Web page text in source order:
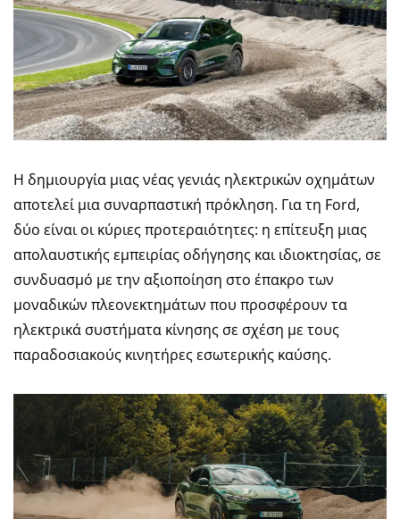
Η δημιουργία μιας νέας γενιάς ηλεκτρικών οχημάτων
αποτελεί μια συναρπαστική πρόκληση. Για τη Ford,
δύο είναι οι κύριες προτεραιότητες: η επίτευξη μιας
απολαυστικής εμπειρίας οδήγησης και ιδιοκτησίας, σε
συνδυασμό με την αξιοποίηση στο έπακρο των
μοναδικών πλεονεκτημάτων που προσφέρουν τα
ηλεκτρικά συστήματα κίνησης σε σχέση με τους
παραδοσιακούς κινητήρες εσωτερικής καύσης.